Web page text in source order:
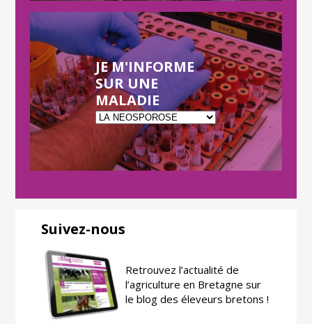
JE M'INFORME
SUR UNE
MALADIE
Suivez-nous
Retrouvez l’actualité de
l’agriculture en Bretagne sur
le blog des éleveurs bretons !